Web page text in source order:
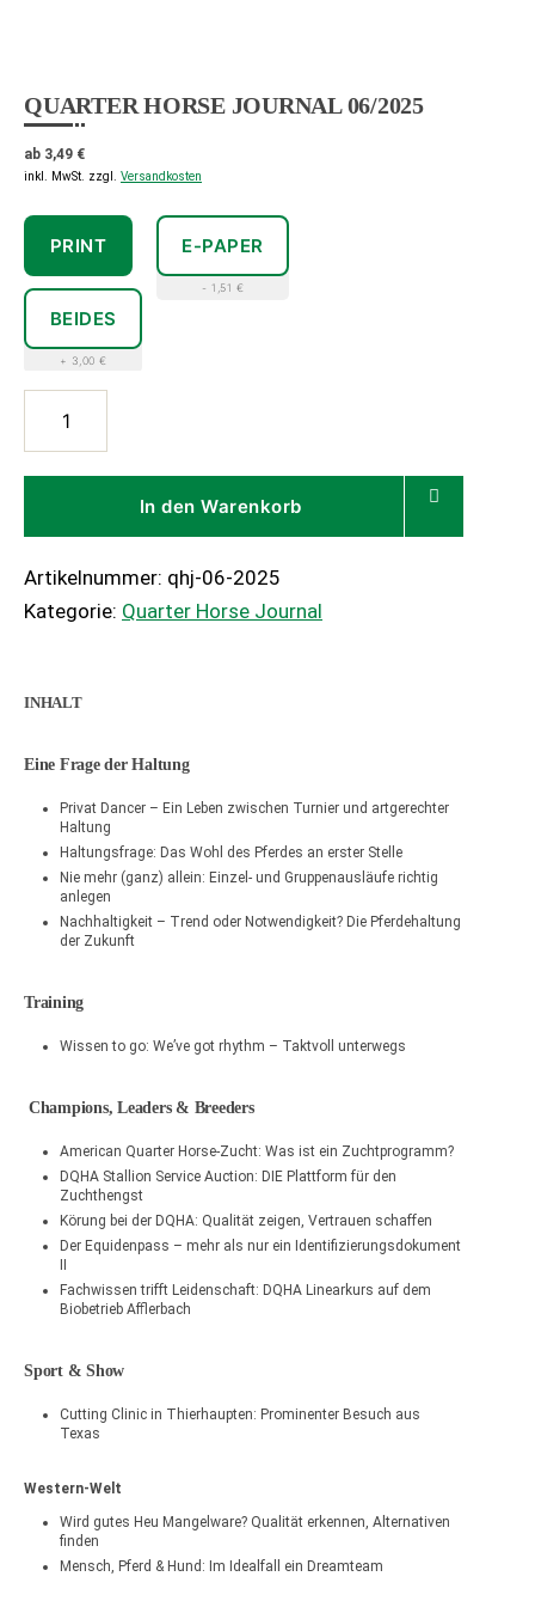
QUARTER HORSE JOURNAL 06/2025
ab 3,49 €
inkl. MwSt. zzgl. Versandkosten
PRINT E-PAPER
- 1,51 €
BEIDES
+ 3,00 €
Menge
In den Warenkorb
Artikelnummer: qhj-06-2025
Kategorie: Quarter Horse Journal
INHALT
Eine Frage der Haltung
Privat Dancer – Ein Leben zwischen Turnier und artgerechter
Haltung
Haltungsfrage: Das Wohl des Pferdes an erster Stelle
Nie mehr (ganz) allein: Einzel- und Gruppenausläufe richtig
anlegen
Nachhaltigkeit – Trend oder Notwendigkeit? Die Pferdehaltung
der Zukunft
Training
Wissen to go: We’ve got rhythm – Taktvoll unterwegs
Champions, Leaders & Breeders
American Quarter Horse-Zucht: Was ist ein Zuchtprogramm?
DQHA Stallion Service Auction: DIE Plattform für den
Zuchthengst
Körung bei der DQHA: Qualität zeigen, Vertrauen schaffen
Der Equidenpass – mehr als nur ein Identifizierungsdokument
Fachwissen trifft Leidenschaft: DQHA Linearkurs auf dem
Biobetrieb Afflerbach
Sport & Show
Cutting Clinic in Thierhaupten: Prominenter Besuch aus
Texas
Western-Welt
Wird gutes Heu Mangelware? Qualität erkennen, Alternativen
finden
Mensch, Pferd & Hund: Im Idealfall ein Dreamteam